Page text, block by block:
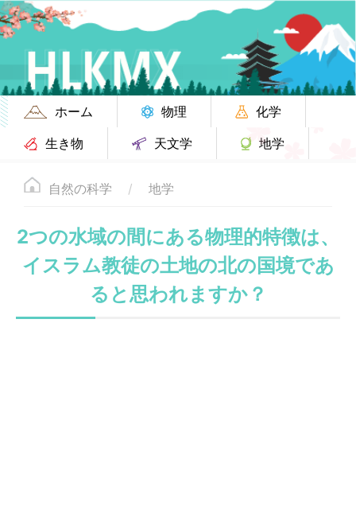
ホーム 物理
化学
生き物
天文学 地学
自然の科学 地学
2つの水域の間にある物理的特徴は、
イスラム教徒の土地の北の国境であ
ると思われますか？